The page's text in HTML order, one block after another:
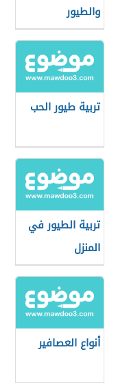
والطيور
تربية طيور الحب
تربية الطيور في
المنزل
أنواع العصافير